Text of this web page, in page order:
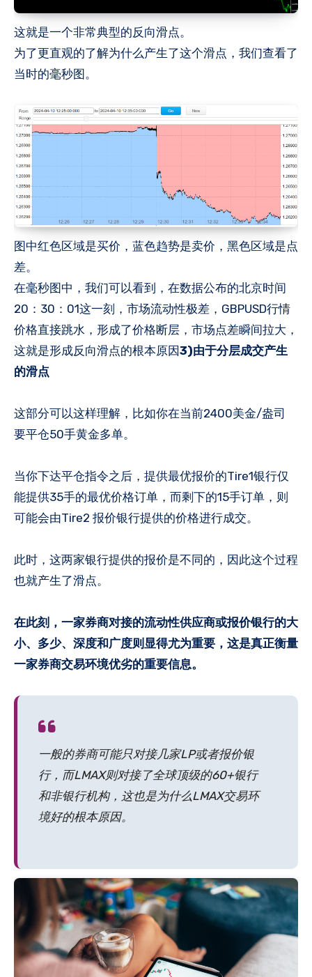
这就是一个非常典型的反向滑点。
为了更直观的了解为什么产生了这个滑点，我们查看了
当时的毫秒图。
图中红色区域是买价，蓝色趋势是卖价，黑色区域是点
差。
在毫秒图中，我们可以看到，在数据公布的北京时间
20：30：01这一刻，市场流动性极差，GBPUSD行情
价格直接跳水，形成了价格断层，市场点差瞬间拉大，
这就是形成反向滑点的根本原因3)由于分层成交产生
的滑点
这部分可以这样理解，比如你在当前2400美金/盎司
要平仓50手黄金多单。
当你下达平仓指令之后，提供最优报价的Tire1银行仅
能提供35手的最优价格订单，而剩下的15手订单，则
可能会由Tire2 报价银行提供的价格进行成交。
此时，这两家银行提供的报价是不同的，因此这个过程
也就产生了滑点。
在此刻，一家券商对接的流动性供应商或报价银行的大
小、多少、深度和广度则显得尤为重要，这是真正衡量
一家券商交易环境优劣的重要信息。
一般的券商可能只对接几家LP或者报价银
行，而LMAX则对接了全球顶级的60+银行
和非银行机构，这也是为什么LMAX交易环
境好的根本原因。